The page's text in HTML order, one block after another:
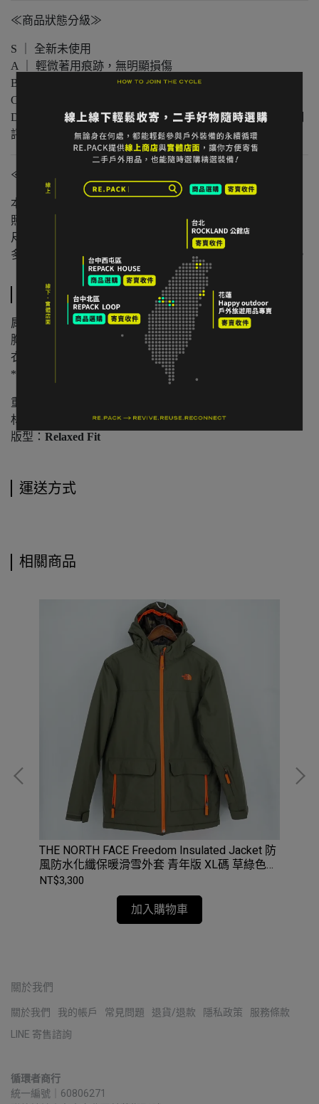
≪商品狀態分級≫
S ｜ 全新未使用
A ｜ 輕微著用痕跡，無明顯損傷
B ｜ 中度著用痕跡，功能正常
C ｜ 明顯使用痕跡或外觀瑕疵但功能無虞
D ｜ 重度使用 / 長期未使用 / 影響主要功能的瑕疵，請仔細
評估商品狀況
≪注意事項≫
本店與實體店同步販售，庫存可能有時間差。
照片已盡量呈現實色，螢幕設定不同可能略有差異。
尺寸為人工測量，可能有些微誤差。
多件不同門市商品將併單出貨，出貨時間可能延後 1–2 日。
規格說明
肩寬： 連肩式
胸寬平量：60
衣長：83
*人工測量含 ±2 cm 誤差值
重量：
材質：
100% Cotton（高密度壓光長絨棉）
版型： Relaxed Fit
運送方式
相關商品
THE NORTH FACE Freedom Insulated Jacket 防
風防水化纖保暖滑雪外套 青年版 XL碼 草綠色
#NF0A3NI6
NT$3,300
加入購物車
關於我們
關於我們 我的帳戶 常見問題 退貨/退款 隱私政策 服務條款
LINE 寄售諮詢
循環者商行
統一編號｜60806271